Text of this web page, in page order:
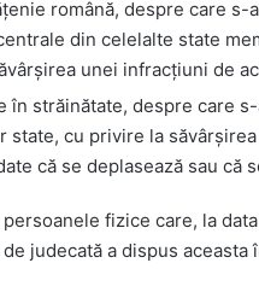
română, despre care
din celelalte state
unei infracțiuni de
în străinătate, despre care
state, cu privire la
că se deplasează sau că
fizice care, la
judecată a dispus